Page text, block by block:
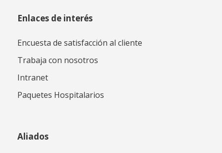
Enlaces de interés
Encuesta de satisfacción al cliente
Trabaja con nosotros
Intranet
Paquetes Hospitalarios
Aliados